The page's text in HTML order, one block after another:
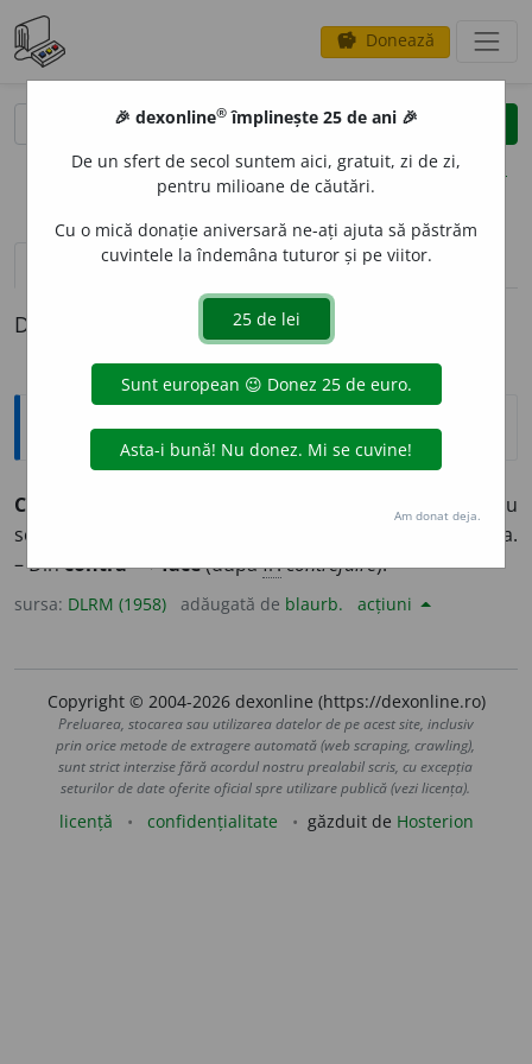
savings Donează
clear
opțiuni
definiții (1)
Definiția cu ID-ul 1372312:
Explicative DEX
CONTRAF
A reproduce, cu
scop fraudulos, un document, un obiect etc.; a falsifica.
– Dincontra - +face(dupăfr.contrefaire).
sursa: DLRM (1958) adăugată de blaurb. acțiuni
Copyright © 2004-2026 dexonline (https://dexonline.ro)
Preluarea, stocarea sau utilizarea datelor de pe acest site, inclusiv
prin orice metode de extragere automată (web scraping, crawling),
sunt strict interzise fără acordul nostru prealabil scris, cu excepția
seturilor de date oferite oficial spre utilizare publică (vezi licența).
licență confidențialitate găzduit de Hosterion
🎉 dexonline® împlinește 25 de ani 🎉
De un sfert de secol suntem aici, gratuit, zi de zi,
pentru milioane de căutări.
Cu o mică donație aniversară ne-ați ajuta să păstrăm
cuvintele la îndemâna tuturor și pe viitor.
Am donat deja.